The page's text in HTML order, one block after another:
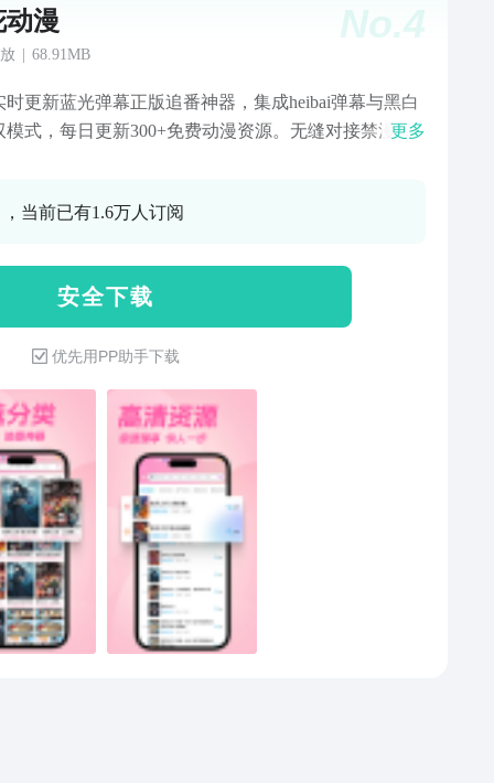
漫画更新 精彩剧情追不停★周一看航海王、王牌御
为苍生等周二看妖怪名单、灵契、爱神巧克力等周三
灵妃等周五看我叫白小飞、应声入网、王牌御史等周
妖小红娘，一人之下，戒魔人等周日看中国惊奇先
容的都在这，看完漫画一定要来这看看哦。超多搞
有我们的大神作者仍然会在此与大家进行交流！你也
大家分享你喜欢的视频或者美图哦。★全新【漫动
袭★在漫画阅读中融入了声优演绎、音乐音效等，让
加丰富的阅读体验。快来看看吧。
No.4
动漫
68.91MB
时更新蓝光弹幕正版追番神器，集成heibai弹幕与黑白
模式，每日更新300+免费动漫资源。无缝对接禁漫天
漫的软件加载提速200%。免费漫画专区收录漫画星
剧。创新打驴动漫复古UI主题，支持漫画大全智能检
漫岛加速协议，港澳台高清视频解码实现8K播放，内
减少60%。技术亮点：橘漫联合开发缓存系统节省78%
动态同步次元喵社区高热heibai弹幕内容。动漫岛加速
弹幕番剧直播60帧稳定输出，支持从漫画星球一键导
资源。本应用集成禁漫天堂区域解锁模块，可观看
未删减内容。七月新番专题联合囧次元首发，所有
漫符合DRM版权规范。护眼模式支持heibai弹幕透明度
提供23项个性化参数设置方案。全站无广告播放漫画
内置漫画星球特效翻页与打驴动漫经典UI切换。次元
精准推荐橘漫、香蕉漫画等跨平台内容，首月用户可
画星球VIP权益，畅看天堂漫画！
更多
当前已有1.6万人订阅
安 全 下 载
优先用PP助手下载